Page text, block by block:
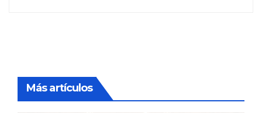
Más artículos